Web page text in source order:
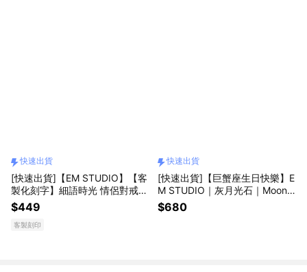
快速出貨
[快速出貨]【EM STUDIO】【客
製化刻字】細語時光 情侶對戒
鋼 戒指 禮物 紀念 情人節 七夕
$449
客製刻印
快速出貨
[快速出貨]【巨蟹座生日快樂】E
M STUDIO｜灰月光石｜Moonst
one｜天然石項鍊｜韓國製造 畢
業禮物 巨蟹座 生日快樂 生日禮
$680